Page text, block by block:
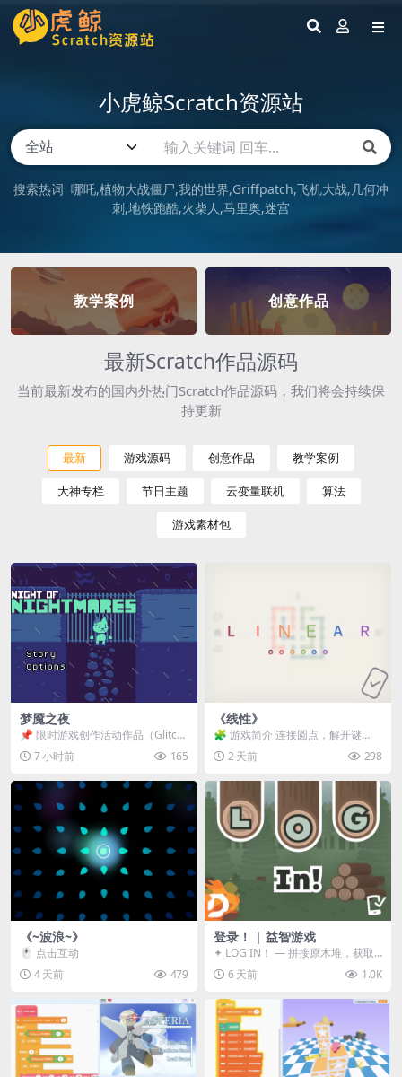
小虎鲸Scratch资源站
搜索热词 哪吒 植物大战僵尸 我的世界 Griffpatch 飞机大战 几何冲
刺 地铁跑酷 火柴人 马里奥 迷宫
教学案例 创意作品
最新Scratch作品源码
当前最新发布的国内外热门Scratch作品源码，我们将会持续保
持更新
最新 游戏源码 创意作品 教学案例
大神专栏 节日主题 云变量联机 算法
游戏素材包
梦魇之夜
📌 限时游戏创作活动作品（Glitch
Game Jam） 📖 故事背景 怪物四...
7 小时前 165
《线性》
🧩 游戏简介 连接圆点，解开谜
题。 ⚠️ 重要提示 所有关卡均可通
关，请确保使用...
2 天前 298
《~波浪~》
🖱️ 点击互动
4 天前
479
登录！ | 益智游戏
✦ LOG IN！ — 拼接原木堆，获取
分数！ ᑕ☲◎ ᑕ☲◎ ᑕ☲◎ ᑕ☲◎ ...
6 天前 1.0K